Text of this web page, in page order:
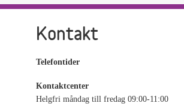
Kontakt
Telefontider
Kontaktcenter
Helgfri måndag till fredag 09:00-11:00